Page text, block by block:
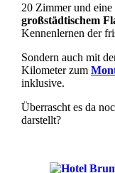
20 Zimmer und
großstädtischem
Kennenlernen der
Sondern auch mit
Kilometer zum
inklusive.
Überrascht es da
darstellt?